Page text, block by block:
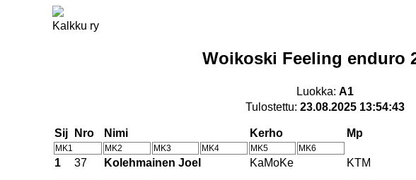
Kalkku ry
Woikoski Feeling enduro
Luokka: A1
Tulostettu: 23.08.2025 13:54:43
Sij Nro Nimi Kerho Mp
MK1 MK2 MK3 MK4 MK5 MK6
1 37 Kolehmainen Joel KaMoKe KTM